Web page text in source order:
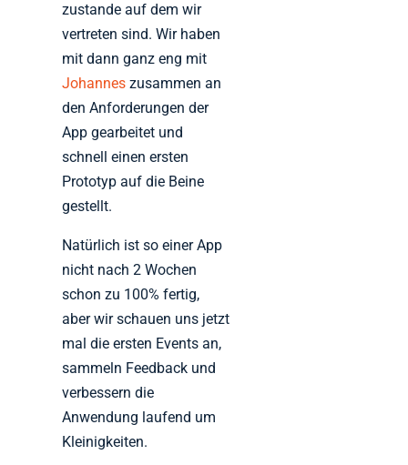
zustande auf dem wir
vertreten sind. Wir haben
mit dann ganz eng mit
Johannes zusammen an
den Anforderungen der
App gearbeitet und
schnell einen ersten
Prototyp auf die Beine
gestellt.
Natürlich ist so einer App
nicht nach 2 Wochen
schon zu 100% fertig,
aber wir schauen uns jetzt
mal die ersten Events an,
sammeln Feedback und
verbessern die
Anwendung laufend um
Kleinigkeiten.